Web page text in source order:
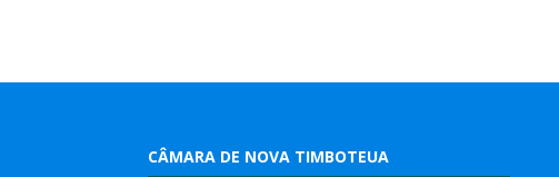
CÂMARA DE NOVA TIMBOTEUA